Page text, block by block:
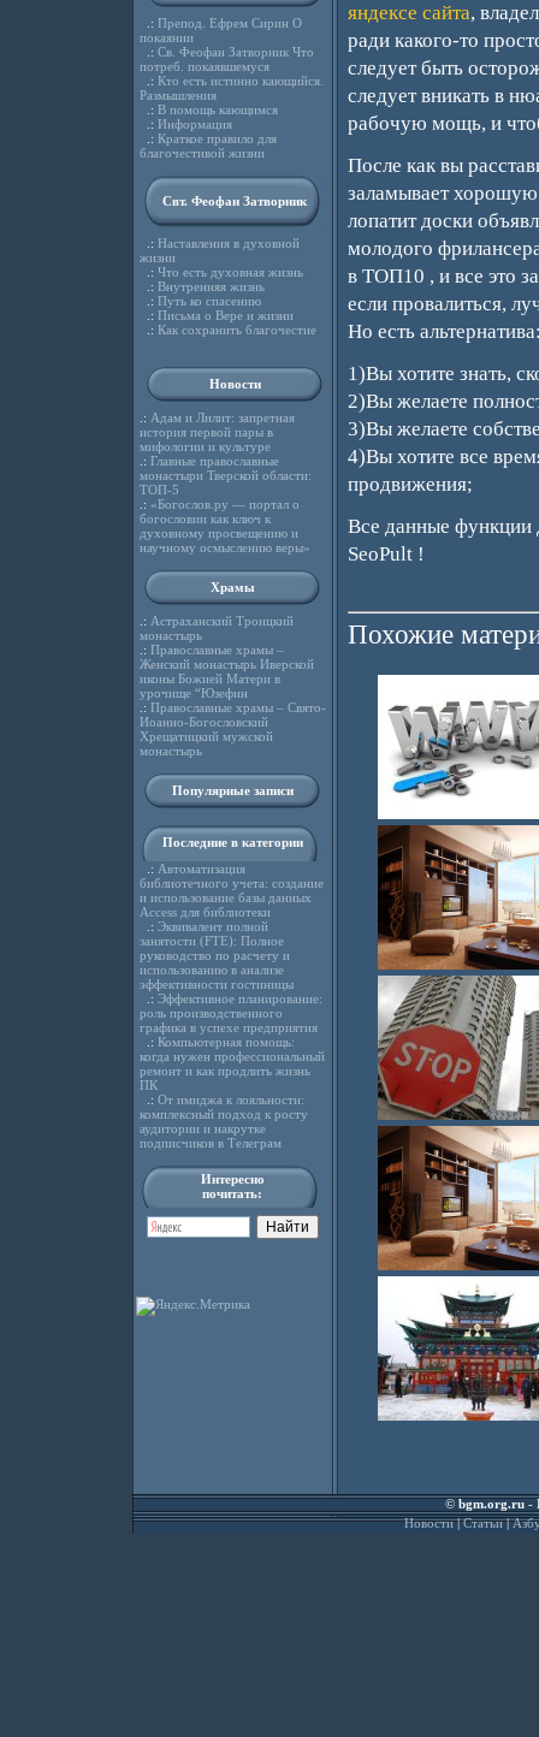
.: Препод. Ефрем Сирин О
покаянии
.: Св. Феофан Затворник Что
потреб. покаявшемуся
.: Кто есть истинно кающийся.
Размышления
.: В помощь кающимся
.: Информация
.: Краткое правило для
благочестивой жизни
Свт. Феофан Затворник
.: Наставления в духовной
жизни
.: Что есть духовная жизнь
.: Внутренняя жизнь
.: Путь ко спасению
.: Письма о Вере и жизни
.: Как сохранить благочестие
Новости
.: Адам и Лилит: запретная
история первой пары в
мифологии и культуре
.: Главные православные
монастыри Тверской области:
ТОП-5
.: «Богослов.ру — портал о
богословии как ключ к
духовному просвещению и
научному осмыслению веры»
Храмы
.: Астраханский Троицкий
монастырь
.: Православные храмы –
Женский монастырь Иверской
иконы Божией Матери в
урочище “Юзефин
.: Православные храмы – Свято-
Иоанно-Богословский
Хрещатицкий мужской
монастырь
Популярные записи
Последние в категории
.: Автоматизация
библиотечного учета: создание
и использование базы данных
Access для библиотеки
.: Эквивалент полной
занятости (FTE): Полное
руководство по расчету и
использованию в анализе
эффективности гостиницы
.: Эффективное планирование:
роль производственного
графика в успехе предприятия
.: Компьютерная помощь:
когда нужен профессиональный
ремонт и как продлить жизнь
ПК
.: От имиджа к лояльности:
комплексный подход к росту
аудитории и накрутке
подписчиков в Телеграм
Интересно
почитать:
яндексе сайта,
ради какого-то
следует быть
следует вникать в
рабочую мощь, и
После как вы
заламывает хорошую
лопатит доски
молодого
в ТОП10 , и все это
если провалиться,
Но есть
1)Вы хотите знать,
2)Вы желаете
3)Вы желаете
4)Вы хотите все
продвижения;
Все данные функции
SeoPult !
Похожие
©bgm.org.ru-
Новости|Статьи|